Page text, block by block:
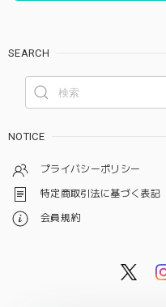
SEARCH
NOTICE
プライバシーポリシー
特定商取引法に基づく表記
会員規約